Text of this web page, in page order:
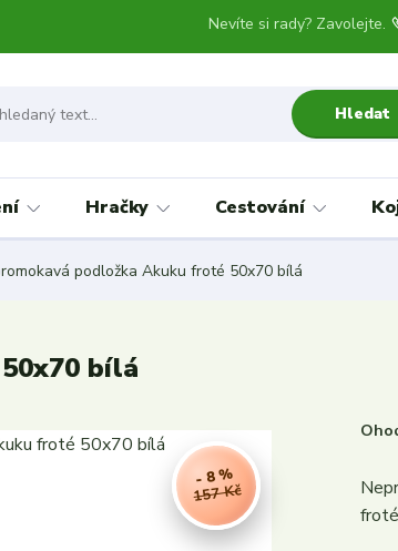
Hledat
Nevíte si rady? Zavolejte.
Hračky Cestování
podložka Akuku froté 50x70 bílá
bílá
157 Kč
- 8 %